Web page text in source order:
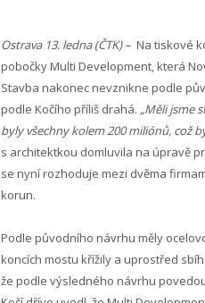
Ostrava 13. ledna (ČTK) – Na tiskové
pobočky Multi Development, která
Stavba nakonec nevznikne podle
podle Kočího příliš drahá. „Měli jsme
byly všechny kolem 200 miliónů, což
s architektkou domluvila na úpravě
se nyní rozhoduje mezi dvěma
korun.
Podle původního návrhu měly
koncích mostu křížily a uprostřed
že podle výsledného návrhu